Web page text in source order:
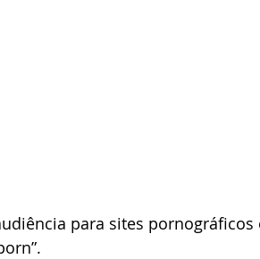
para sites pornográficos